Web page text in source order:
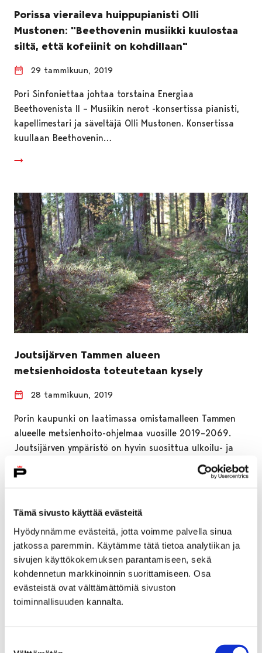
Tämä sivusto käyttää evästeitä
Hyödynnämme evästeitä, jotta voimme palvella sinua
jatkossa paremmin. Käytämme tätä tietoa analytiikan ja
sivujen käyttökokemuksen parantamiseen, sekä
kohdennetun markkinoinnin suorittamiseen. Osa
evästeistä ovat välttämättömiä sivuston
toiminnallisuuden kannalta.
Porissa vieraileva huippupianisti Olli
Mustonen: "Beethovenin musiikki kuulostaa
siltä, että kofeiinit on kohdillaan"
29 tammikuun, 2019
Pori Sinfoniettaa johtaa torstaina Energiaa
Beethovenista II – Musiikin nerot -konsertissa pianisti,
kapellimestari ja säveltäjä Olli Mustonen. Konsertissa
kuullaan Beethovenin…
Joutsijärven Tammen alueen
metsienhoidosta toteutetaan kysely
28 tammikuun, 2019
Porin kaupunki on laatimassa omistamalleen Tammen
alueelle metsienhoito-ohjelmaa vuosille 2019–2069.
Joutsijärven ympäristö on hyvin suosittua ulkoilu- ja